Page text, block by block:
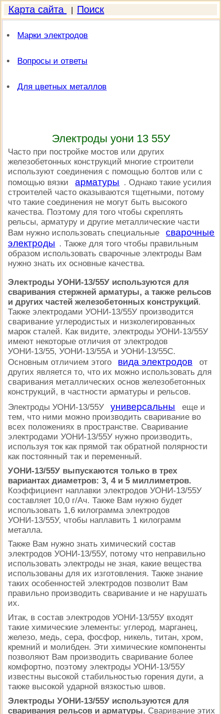
Карта сайта Поиск
Марки электродов
Вопросы и ответы
Для цветных металлов
Электроды уони 13 55У
Часто при постройке мостов или других
железобетонных конструкций многие строители
используют соединения с помощью болтов или с
помощью вязки
арматуры . Однако такие усилия
строителей часто оказываются тщетными, потому
что такие соединения не могут быть высокого
качества. Поэтому для того чтобы скреплять
рельсы, арматуру и другие металлические части
Вам нужно использовать специальные
сварочные
электроды . Также для того чтобы правильным
образом использовать сварочные электроды Вам
нужно знать их основные качества.
Электроды УОНИ-13/55У используются для
сваривания стержней арматуры, а также рельсов
и других частей железобетонных конструкций.
Также электродами УОНИ-13/55У производится
сваривание углеродистых и низколегированных
марок сталей. Как видите, электроды УОНИ-13/55У
имеют некоторые отличия от электродов
УОНИ-13/55, УОНИ-13/55А и УОНИ-13/55С.
Основным отличием этого
вида электродов
от
других является то, что их можно использовать для
сваривания металлических основ железобетонных
конструкций, в частности арматуры и рельсов.
Электроды УОНИ-13/55У
универсальны
еще и
тем, что ними можно производить сваривание во
всех положениях в пространстве. Сваривание
электродами УОНИ-13/55У нужно производить,
используя ток как прямой так обратной полярности
как постоянный так и переменный.
УОНИ-13/55У выпускаются только в трех
вариантах диаметров: 3, 4 и 5 миллиметров.
Коэффициент наплавки электродов УОНИ-13/55У
составляет 10,0 г/Ач. Также Вам нужно будет
использовать 1,6 килограмма электродов
УОНИ-13/55У, чтобы наплавить 1 килограмм
металла.
Также Вам нужно знать химический состав
электродов УОНИ-13/55У, потому что неправильно
использовать электроды не зная, какие вещества
использованы для их изготовления. Также знание
таких особенностей электродов позволит Вам
правильно производить сваривание и не нарушать
их.
Итак, в состав электродов УОНИ-13/55У входят
такие химические элементы: углерод, марганец,
железо, медь, сера, фосфор, никель, титан, хром,
кремний и молибден. Эти химические компоненты
позволяют Вам производить сваривание более
комфортно, поэтому электроды УОНИ-13/55У
известны высокой стабильностью горения дуги, а
также высокой ударной вязкостью швов.
Электроды УОНИ-13/55У используются для
сваривания рельсов и арматуры. Сваривание этих